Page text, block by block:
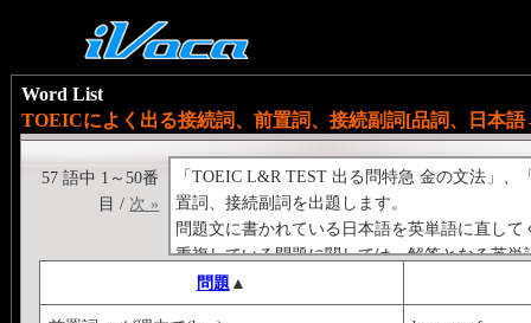
Word List
TOEICによく出る接続詞、前置詞、接続副詞[品詞、日本
「TOEIC L&R TEST 出る問特急 金の文法」
置詞、接続副詞を出題します。
問題文に書かれている日本語を英単語に直して
重複している問題に関しては、解答となる英
57 語中 1～50番
目 / 次 »
問題 ▲